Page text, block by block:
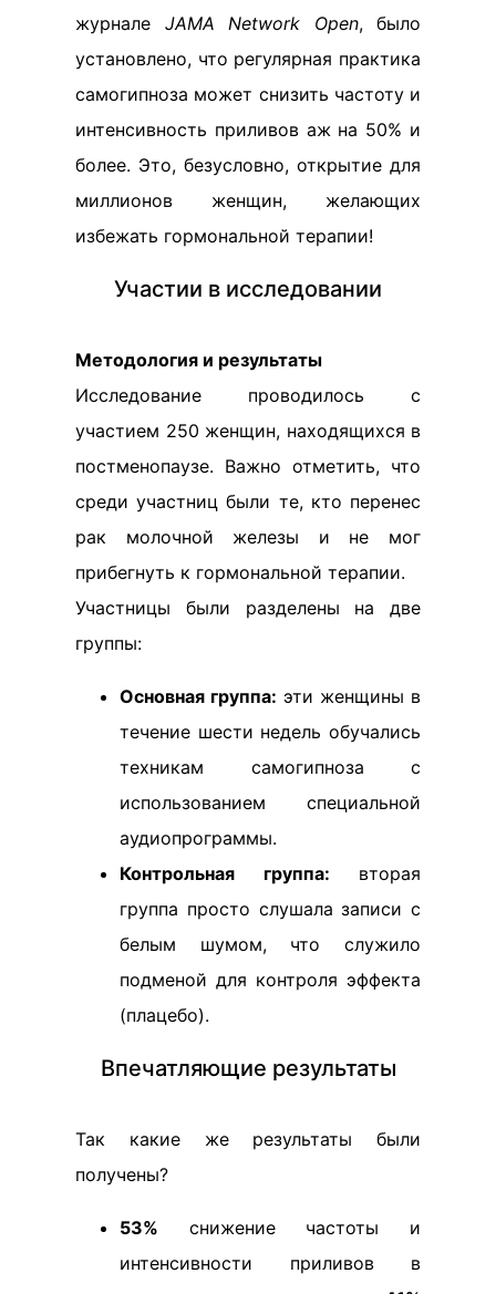
журнале JAMA Network Open, было
установлено, что регулярная практика
самогипноза может снизить частоту и
интенсивность приливов аж на 50% и
более. Это, безусловно, открытие для
миллионов женщин, желающих
избежать гормональной терапии!
Участии в исследовании
Методология и результаты
Исследование проводилось с
участием 250 женщин, находящихся в
постменопаузе. Важно отметить, что
среди участниц были те, кто перенес
рак молочной железы и не мог
прибегнуть к гормональной терапии.
Участницы были разделены на две
группы:
Основная группа: эти женщины в
течение шести недель обучались
техникам самогипноза с
использованием специальной
аудиопрограммы.
Контрольная группа: вторая
группа просто слушала записи с
белым шумом, что служило
подменой для контроля эффекта
(плацебо).
Впечатляющие результаты
Так какие же результаты были
получены?
53% снижение частоты и
интенсивности приливов в